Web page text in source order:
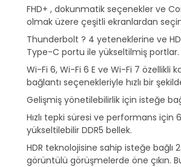
FHD+ , dokunmatik seçenekler ve
olmak üzere çeşitli ekranlardan
Thunderbolt ? 4 yeteneklerine ve
Type-C portu ile yükseltilmiş portlar.
Wi-Fi 6, Wi-Fi 6 E ve Wi-Fi 7 özellikli
bağlantı seçenekleriyle hızlı bir
Gelişmiş yönetilebilirlik için isteğe
Hızlı tepki süresi ve performans için
yükseltilebilir DDR5 bellek.
HDR teknolojisine sahip isteğe bağlı
görüntülü görüşmelerde öne çıkın.